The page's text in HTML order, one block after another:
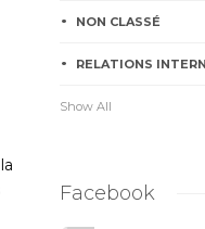
NON CLASSÉ
RELATIONS
Show All
Facebook